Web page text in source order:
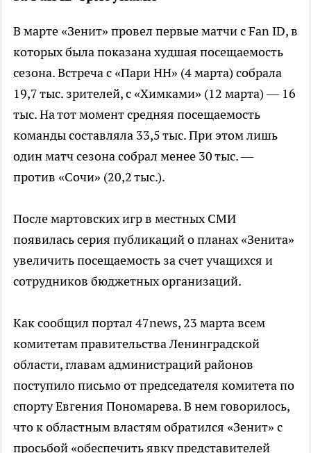
В марте «Зенит» провел первые матчи с Fan ID, в
которых была показана худшая посещаемость
сезона. Встреча с «Пари НН» (4 марта) собрала
19,7 тыс. зрителей, с «Химками» (12 марта) — 16
тыс. На тот момент средняя посещаемость
команды составляла 33,5 тыс. При этом лишь
один матч сезона собрал менее 30 тыс. —
против «Сочи» (20,2 тыс.).
После мартовских игр в местных СМИ
появилась серия публикаций о планах «Зенита»
увеличить посещаемость за счет учащихся и
сотрудников бюджетных организаций.
Как сообщил портал 47news, 23 марта всем
комитетам правительства Ленинградской
области, главам администраций районов
поступило письмо от председателя комитета по
спорту Евгения Пономарева. В нем говорилось,
что к областным властям обратился «Зенит» с
просьбой «обеспечить явку представителей